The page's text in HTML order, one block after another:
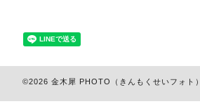
©2026 金木犀 PHOTO（きんもくせいフォト）